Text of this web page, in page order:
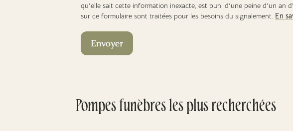
qu'elle sait cette information inexacte, est puni d'une peine d'un an
sur ce formulaire sont traitées pour les besoins du signalement. En
Envoyer
Pompes funèbresles plus recherchées